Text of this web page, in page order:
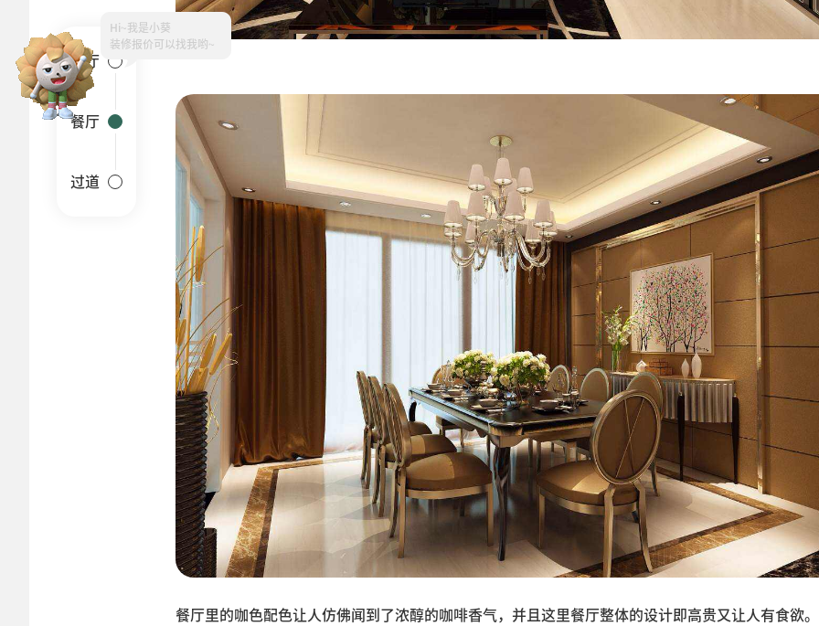
餐厅里的咖色配色让人仿佛闻到了浓醇的咖啡香气，并且这里餐厅整体的设计即高贵又让人有食欲
客厅
餐厅
过道
Hi~ 我是小葵